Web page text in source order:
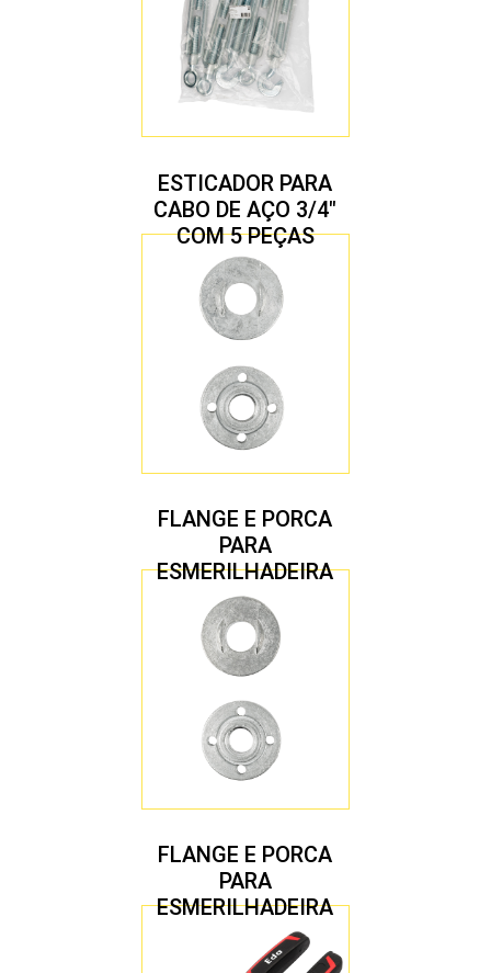
ESTICADOR PARA
CABO DE AÇO 3/4″
COM 5 PEÇAS
FLANGE E PORCA
PARA
ESMERILHADEIRA
4.1/2″ 22,23 MM
FLANGE E PORCA
PARA
ESMERILHADEIRA
4.1/2″ 20,00 MM